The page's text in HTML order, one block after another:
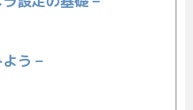
う –